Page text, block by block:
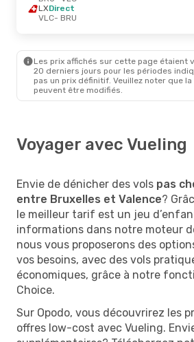
LXDirect
VLC- BRU
Les prix affichés sur cette page étaient
20 derniers jours pour les périodes
pas un prix définitif. Veuillez noter que
peuvent être modifiés.
Voyager avec Vueling
Envie de dénicher des vols pas
entre Bruxelles et Valence?
le meilleur tarif est un jeu
informations dans notre moteur
nous vous proposerons des
vos besoins, avec des vols
économiques, grâce à notre
Choice.
Sur Opodo, vous découvrirez les
offres low-cost avec Vueling.